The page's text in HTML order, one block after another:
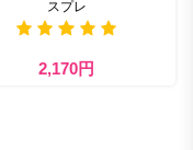
スプレ
2,170円